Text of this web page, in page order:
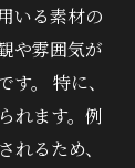
いる素材の
や雰囲気が
。 特に、
れます。例
るため、